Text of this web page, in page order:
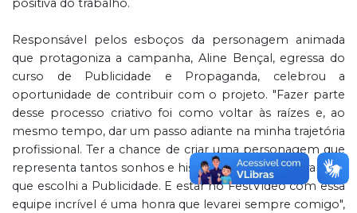
positiva do trabalho.
Responsável pelos esboços da personagem animada
que protagoniza a campanha, Aline Bençal, egressa do
curso de Publicidade e Propaganda, celebrou a
oportunidade de contribuir com o projeto. "Fazer parte
desse processo criativo foi como voltar às raízes e, ao
mesmo tempo, dar um passo adiante na minha trajetória
profissional. Ter a chance de criar uma personagem que
representa tantos sonhos e histórias me fez lembrar por
que escolhi a Publicidade. E estar no FestVídeo com essa
equipe incrível é uma honra que levarei sempre comigo",